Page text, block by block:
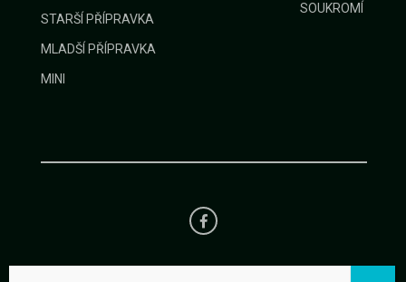
STARŠÍ PŘÍPRAVKA
MLADŠÍ PŘÍPRAVKA
MINI
SOUKROMÍ